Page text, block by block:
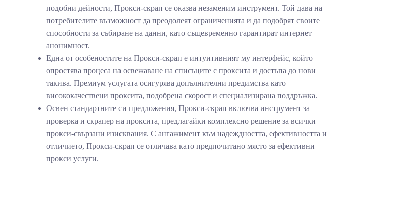
подобни дейности, Прокси-скрап се оказва незаменим инструмент. Той дава на
потребителите възможност да преодолеят ограниченията и да подобрят своите
способности за събиране на данни, като същевременно гарантират интернет
анонимност.
Една от особеностите на Прокси-скрап е интуитивният му интерфейс, който
опростява процеса на освежаване на списъците с проксита и достъпа до нови
такива. Премиум услугата осигурява допълнителни предимства като
висококачествени проксита, подобрена скорост и специализирана поддръжка.
Освен стандартните си предложения, Прокси-скрап включва инструмент за
проверка и скрапер на проксита, предлагайки комплексно решение за всички
прокси-свързани изисквания. С ангажимент към надеждността, ефективността и
отличието, Прокси-скрап се отличава като предпочитано място за ефективни
прокси услуги.